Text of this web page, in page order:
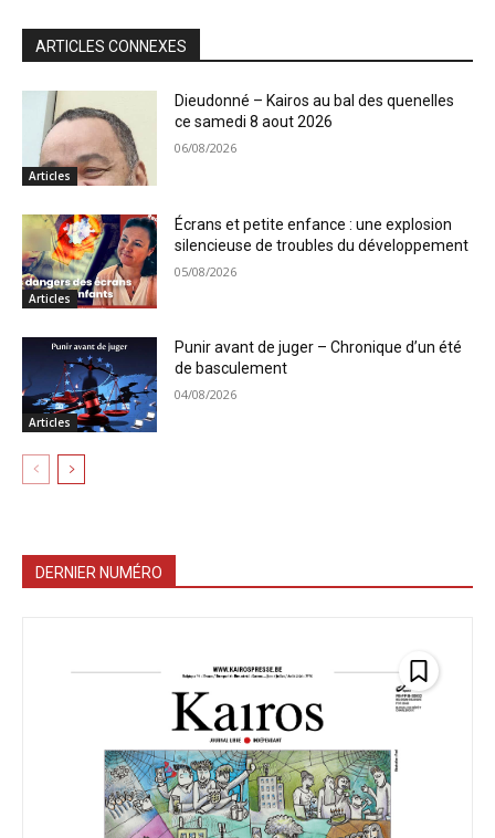
ARTICLES CONNEXES
Articles
Dieudonné – Kairos au bal des quenelles
ce samedi 8 aout 2026
06/08/2026
Articles
Écrans et petite enfance : une explosion
silencieuse de troubles du développement
05/08/2026
Articles
Punir avant de juger – Chronique d’un été
de basculement
04/08/2026
DERNIER NUMÉRO